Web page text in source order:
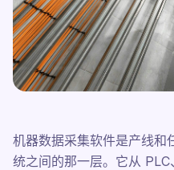
机器数据采集软件是产线和
统之间的那一层。它从